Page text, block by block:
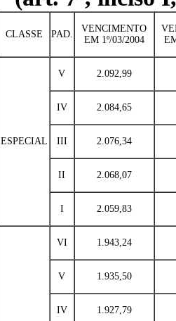
CLASSE PAD.
VENCIMENTO
EM 1º/03/2004
ESPECIAL
V 2.092,99
IV 2.084,65
III 2.076,34
II 2.068,07
I 2.059,83
VI 1.943,24
V 1.935,50
IV 1.927,79